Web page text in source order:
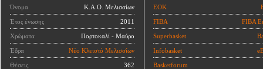
Όνομα Κ.Α.Ο. Μελισσίων
Έτος ένωσης 2011
Χρώματα Πορτοκαλί - Μαύρο
Έδρα Νέο Κλειστό Μελισσίων
Θέσεις 362
ΕΟΚ
FIBA FIBA
Superbasket
Infobasket
Basketforum